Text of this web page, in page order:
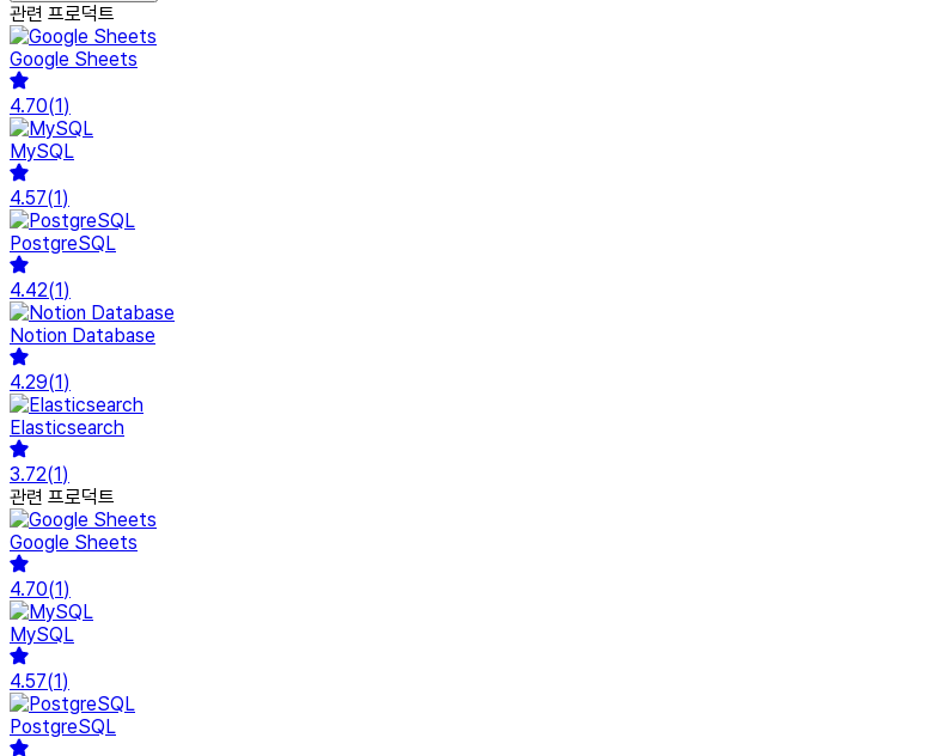
관련 프로덕트
Google Sheets
4.70(1)
MySQL
4.57(1)
PostgreSQL
4.42(1)
Notion Database
4.29(1)
Elasticsearch
3.72(1)
관련 프로덕트
Google Sheets
4.70(1)
MySQL
4.57(1)
PostgreSQL